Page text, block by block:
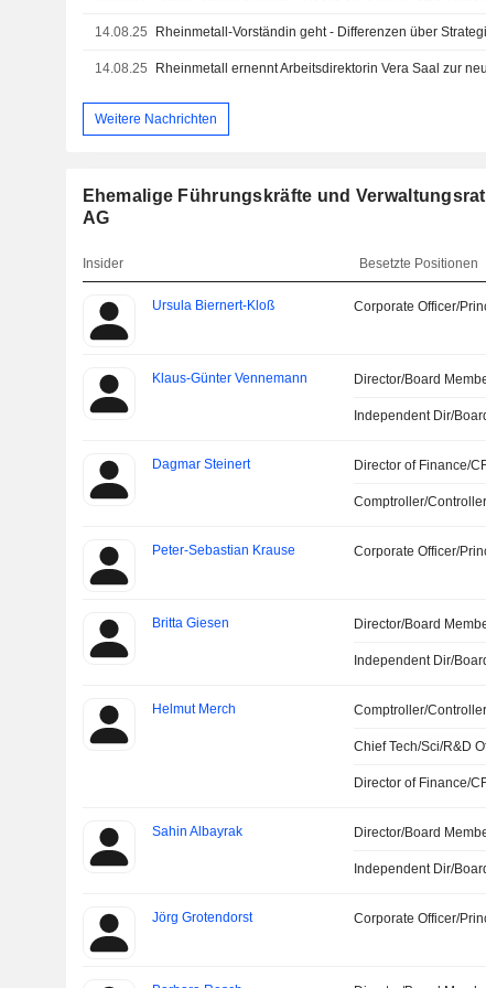
14.08.25 Rheinmetall-Vorständin geht - Differenzen über
14.08.25 Rheinmetall ernennt Arbeitsdirektorin Vera Saal zur
Weitere Nachrichten
Ehemalige Führungskräfte und
AG
Insider Besetzte Positionen
Ursula Biernert-Kloß Corporate Officer/
Klaus-Günter Vennemann Director/Board
Independent Dir/
Dagmar Steinert Director of Finance/
Comptroller/
Peter-Sebastian Krause Corporate Officer/
Britta Giesen Director/Board
Independent Dir/
Helmut Merch Comptroller/
Chief Tech/Sci/R&D
Director of Finance/
Sahin Albayrak Director/Board
Independent Dir/
Jörg Grotendorst Corporate Officer/